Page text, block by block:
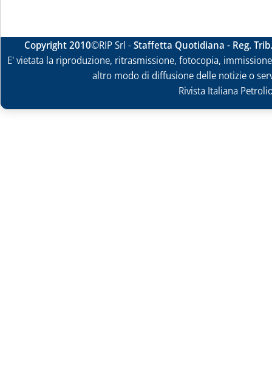
Copyright 2010©RIP Srl -Staffetta Quotidiana - Reg.
E' vietata la riproduzione, ritrasmissione, fotocopia,
altro modo di diffusione delle notizie o
Rivista Italiana